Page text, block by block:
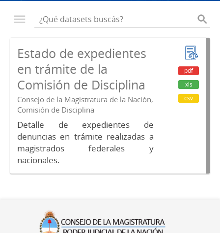
Estado de expedientes
en trámite de la
Comisión de Disciplina
Consejo de la Magistratura de la Nación,
Comisión de Disciplina
Detalle de expedientes de
denuncias en trámite realizadas a
magistrados federales y
nacionales.
pdf
xls
csv